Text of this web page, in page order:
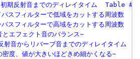
射音までのディレイタイム  Table
フィルターで低域をカットする周波数
フィルターで高域をカットする周波数
フェクト音のバランス~
からリバーブ音までのディレイタイム
、値が大きいほどきめ細かくなる~